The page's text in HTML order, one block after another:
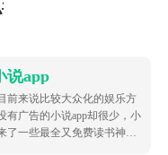
app
说app
前来说比较大众化的娱乐方
有广告的小说app却很少，小
了一些最全又免费读书神